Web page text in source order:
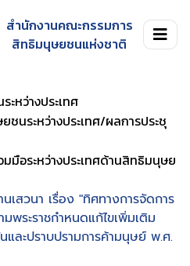
สำนักงานคณะกรรมการ
สิทธิมนุษยชนแห่งชาติ
หว่างประเทศ
ชนระหว่างประเทศ/ผลการประชุ
มือระหว่างประเทศด้านสิทธิมนุษย
เสวนา เรื่อง "ทิศทางการจัดการ
ระราชกำหนดแก้ไขเพิ่มเติม
ละปราบปรามการค้ามนุษย์ พ.ศ.